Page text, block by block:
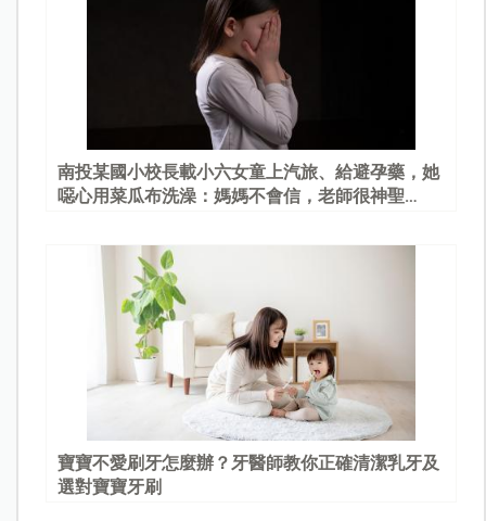
南投某國小校長載小六女童上汽旅、給避孕藥，她
噁心用菜瓜布洗澡：媽媽不會信，老師很神聖…
寶寶不愛刷牙怎麼辦？牙醫師教你正確清潔乳牙及
選對寶寶牙刷